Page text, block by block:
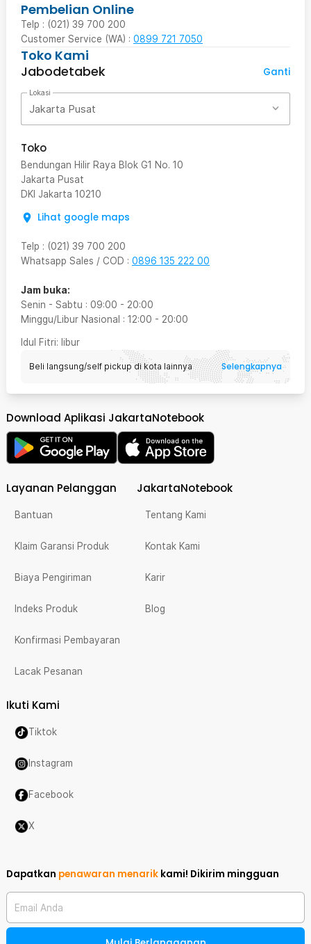
Pembelian Online
Telp : (021) 39 700 200
Customer Service (WA) : 0899 721 7050
Toko Kami
Jabodetabek
Ganti
Lokasi
Jakarta Pusat
Toko
Bendungan Hilir Raya Blok G1 No. 10
Jakarta Pusat
DKI Jakarta 10210
Lihat google maps
Telp : (021) 39 700 200
Whatsapp Sales / COD : 0896 135 222 00
Jam buka:
Senin - Sabtu : 09:00 - 20:00
Minggu/Libur Nasional : 12:00 - 20:00
Idul Fitri: libur
Beli langsung/self pickup di kota lainnya Selengkapnya
Download Aplikasi JakartaNotebook
Layanan Pelanggan
Bantuan
Klaim Garansi Produk
Biaya Pengiriman
Indeks Produk
Konfirmasi Pembayaran
Lacak Pesanan
JakartaNotebook
Tentang Kami
Kontak Kami
Karir
Blog
Ikuti Kami
Tiktok
Instagram
Facebook
X
Dapatkan penawaran menarik kami! Dikirim mingguan
Email Anda